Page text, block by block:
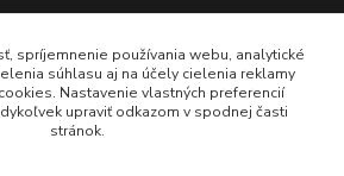
spríjemnenie používania webu, analytické
súhlasu aj na účely cielenia reklamy
Nastavenie vlastných preferencií
upraviť odkazom v spodnej časti
stránok.